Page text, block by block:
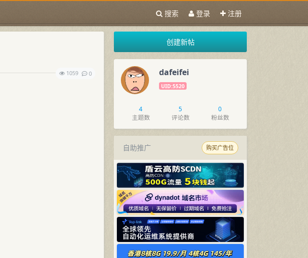
搜索 登录 注册
1059
0
创建新帖
dafeifei
UID:5520
4
主题数
5
评论数
0
粉丝数
自助推广 购买广告位